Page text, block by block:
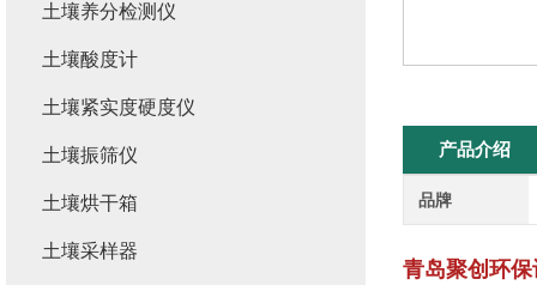
产品介绍
品牌
青岛聚创环
土壤养分检测仪
土壤酸度计
土壤紧实度硬度仪
土壤振筛仪
土壤烘干箱
土壤采样器